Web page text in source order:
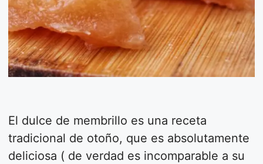
El dulce de membrillo es una receta
tradicional de otoño, que es absolutamente
deliciosa ( de verdad es incomparable a su